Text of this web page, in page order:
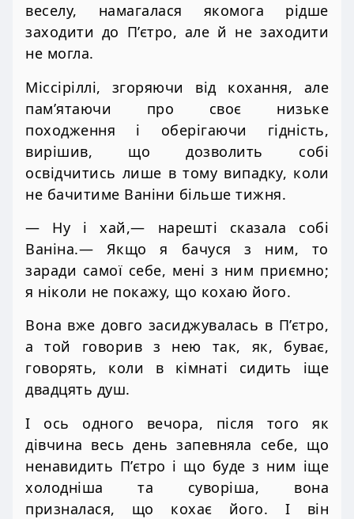
веселу, намагалася якомога рідше
заходити до П’єтро, але й не заходити
не могла.
Міссіріллі, згоряючи від кохання, але
пам’ятаючи про своє низьке
походження і оберігаючи гідність,
вирішив, що дозволить собі
освідчитись лише в тому випадку, коли
не бачитиме Ваніни більше тижня.
— Ну і хай,— нарешті сказала собі
Ваніна.— Якщо я бачуся з ним, то
заради самої себе, мені з ним приємно;
я ніколи не покажу, що кохаю його.
Вона вже довго засиджувалась в П’єтро,
а той говорив з нею так, як, буває,
говорять, коли в кімнаті сидить іще
двадцять душ.
І ось одного вечора, після того як
дівчина весь день запевняла себе, що
ненавидить П’єтро і що буде з ним іще
холодніша та суворіша, вона
призналася, що кохає його. І він